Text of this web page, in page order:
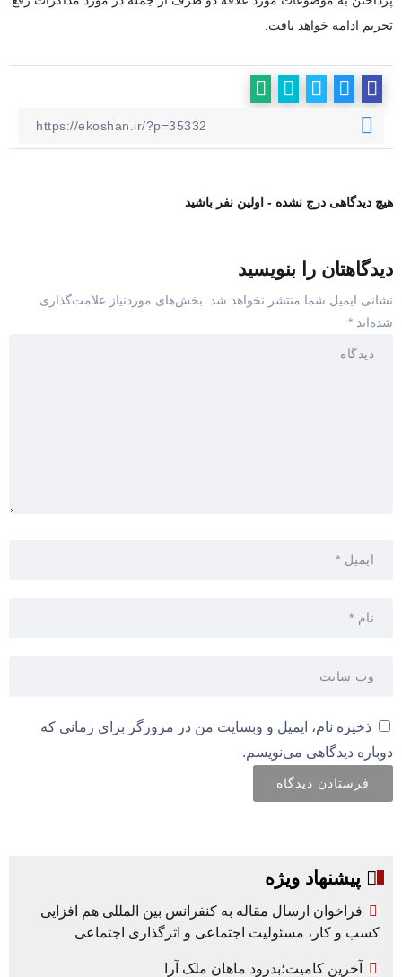
تحریم ادامه خواهد یافت.
هیچ دیدگاهی درج نشده - اولین نفر باشید
دیدگاهتان را بنویسید
نشانی ایمیل شما منتشر نخواهد شد.
بخش‌های موردنیاز علامت‌گذاری
شده‌اند *
ذخیره نام، ایمیل و وبسایت من در مرورگر برای زمانی که
دوباره دیدگاهی می‌نویسم.
پیشنهاد ویژه
فراخوان ارسال مقاله به کنفرانس بین المللی هم افزایی
کسب و کار، مسئولیت اجتماعی و اثرگذاری اجتماعی
آخرین کامیت؛بدرود ماهان ملک آرا